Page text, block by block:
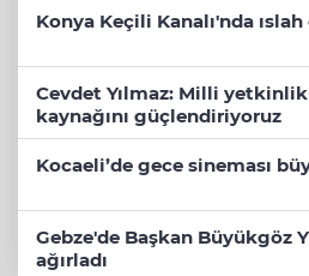
Konya Keçili Kanalı'nda ıslah
Cevdet Yılmaz: Milli
kaynağını güçlendiriyoruz
Kocaeli’de gece sineması
Gebze'de Başkan Büyükgöz
ağırladı